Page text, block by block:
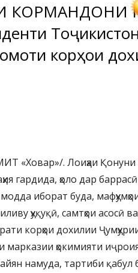
корҳои
«Ховар»/. Лоиҳаи Қонуни
гардида, ҳоло дар
иборат буда, мафҳумҳои
ҳуқуқӣ, самтҳои асосӣ
корҳои дохилии
ҳокимияти
намуда, тартиби қабул